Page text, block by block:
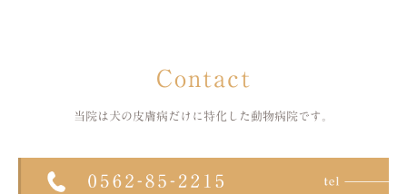
Contact
当院は犬の皮膚病だけに特化した 動物病院です。